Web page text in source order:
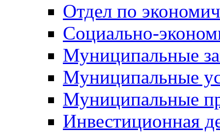
Отдел по
Социально-
Муниципальные
Муниципальные
Муниципальные
Инвестиционная